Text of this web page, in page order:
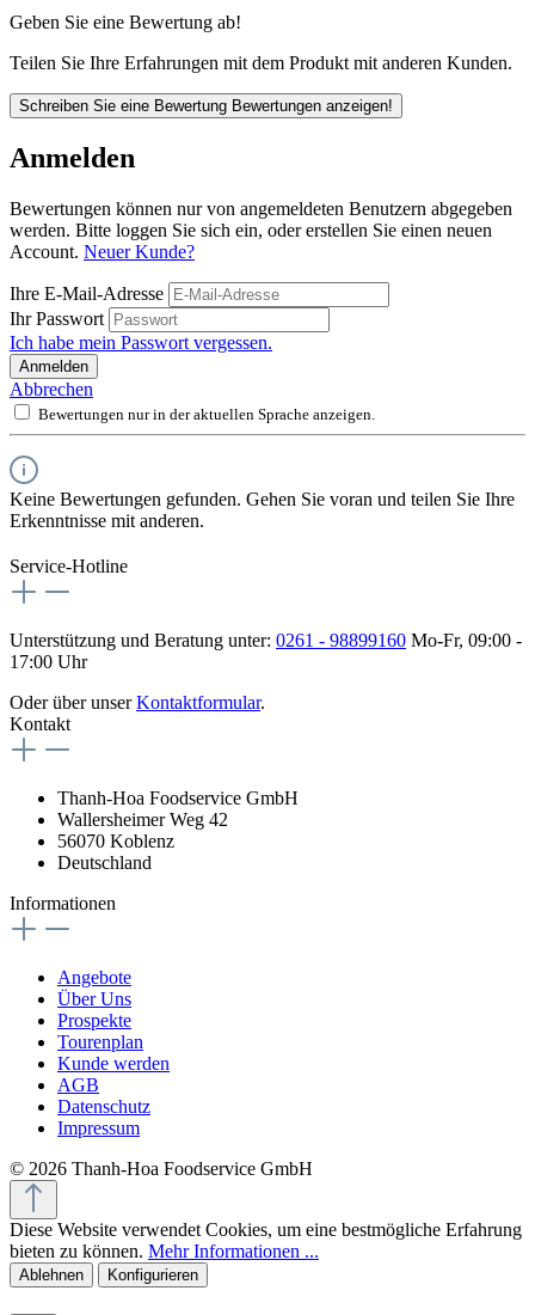
Geben Sie eine Bewertung ab!
Teilen Sie Ihre Erfahrungen mit dem Produkt mit anderen Kunden.
Schreiben Sie eine Bewertung Bewertungen anzeigen!
Anmelden
Bewertungen können nur von angemeldeten Benutzern abgegeben
werden. Bitte loggen Sie sich ein, oder erstellen Sie einen neuen
Account. Neuer Kunde?
Ihre E-Mail-Adresse
Ihr Passwort
Ich habe mein Passwort vergessen.
Anmelden
Abbrechen
Bewertungen nur in der aktuellen Sprache anzeigen.
Keine Bewertungen gefunden. Gehen Sie voran und teilen Sie Ihre
Erkenntnisse mit anderen.
Service-Hotline
Unterstützung und Beratung unter: 0261 - 98899160 Mo-Fr, 09:00 -
17:00 Uhr
Oder über unserKontaktformular.
Kontakt
Thanh-Hoa Foodservice GmbH
Wallersheimer Weg 42
56070 Koblenz
Deutschland
Informationen
Angebote
Über Uns
Prospekte
Tourenplan
Kunde werden
AGB
Datenschutz
Impressum
© 2026 Thanh-Hoa Foodservice GmbH
Diese Website verwendet Cookies, um eine bestmögliche Erfahrung
bieten zu können. Mehr Informationen ...
Ablehnen Konfigurieren